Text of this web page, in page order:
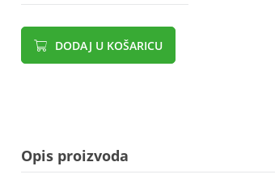
DODAJ U KOŠARICU
Opis proizvoda